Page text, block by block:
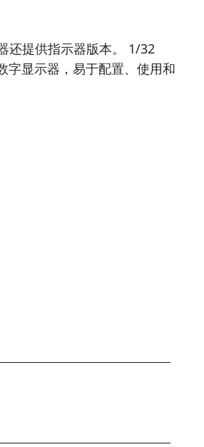
还提供指示器版本。 1/32
字显示器，易于配置、使用和